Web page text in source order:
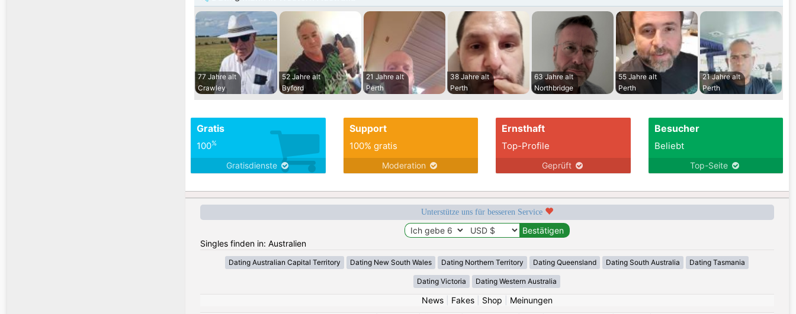
77 Jahre alt
Crawley
52 Jahre alt
Byford
21 Jahre alt
Perth
38 Jahre alt
Perth
63 Jahre alt
Northbridge
55 Jahre alt
Perth
21 Jahre alt
Perth
Gratis
100%
Gratisdienste
Support
100% gratis
Moderation
Ernsthaft
Top-Profile
Geprüft
Besucher
Beliebt
Top-Seite
Unterstütze uns für besseren Service
Singles finden in: Australien
Dating Australian Capital Territory Dating New South Wales Dating Northern Territory Dating Queensland Dating South Australia Dating Tasmania
Dating Victoria Dating Western Australia
News| Fakes| Shop
Meinungen